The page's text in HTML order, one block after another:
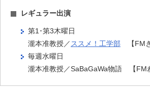
レギュラー出演
第1･第3木曜日
瀧本准教授／ススメ！工学部 【FM
毎週水曜日
瀧本准教授／SaBaGaWa物語 【FM